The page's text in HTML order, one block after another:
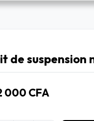
de suspension
000 CFA